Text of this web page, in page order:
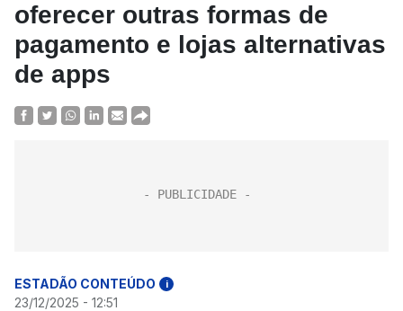
oferecer outras formas de
pagamento e lojas alternativas
de apps
ESTADÃO CONTEÚDO i
23/12/2025 - 12:51